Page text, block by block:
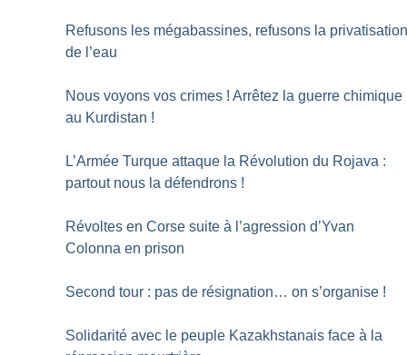
Refusons les mégabassines, refusons la
de l’eau
Nous voyons vos crimes ! Arrêtez la guerre chimique
au Kurdistan !
L’Armée Turque attaque la Révolution du Rojava :
partout nous la défendrons !
Révoltes en Corse suite à l’agression d’Yvan
Colonna en prison
Second tour : pas de résignation… on s’organise !
Solidarité avec le peuple Kazakhstanais face à la